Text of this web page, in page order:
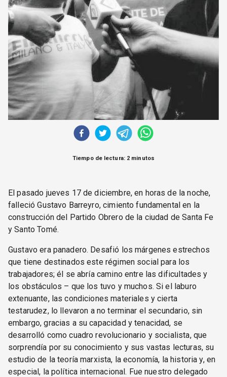
Tiempo de lectura: 2 minutos
El pasado jueves 17 de diciembre, en horas de la noche,
falleció Gustavo Barreyro, cimiento fundamental en la
construcción del Partido Obrero de la ciudad de Santa Fe
y Santo Tomé.
Gustavo era panadero. Desafió los márgenes estrechos
que tiene destinados este régimen social para los
trabajadores; él se abría camino entre las dificultades y
los obstáculos – que los tuvo y muchos. Si el laburo
extenuante, las condiciones materiales y cierta
testarudez, lo llevaron a no terminar el secundario, sin
embargo, gracias a su capacidad y tenacidad, se
desarrolló como cuadro revolucionario y socialista, que
sorprendía por su conocimiento y sus vastas lecturas, su
estudio de la teoría marxista, la economía, la historia y, en
especial, la política internacional. Fue nuestro delegado